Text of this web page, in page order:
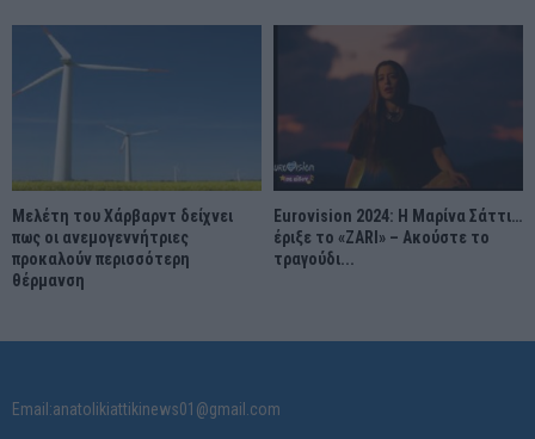
Μελέτη του Χάρβαρντ δείχνει
πως οι ανεμογεννήτριες
προκαλούν περισσότερη
θέρμανση
Eurovision 2024: Η Μαρίνα Σάττι…
έριξε το «ZARI» – Ακούστε το
τραγούδι...
Email:anatolikiattikinews01@gmail.com